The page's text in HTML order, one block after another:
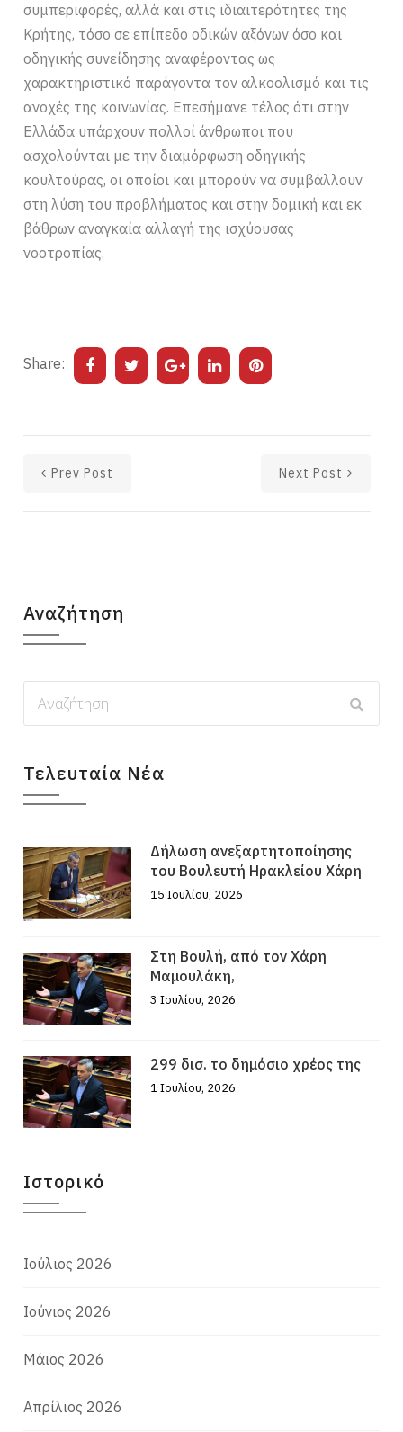
συμπεριφορές, αλλά και στις ιδιαιτερότητες της
Κρήτης, τόσο σε επίπεδο οδικών αξόνων όσο και
οδηγικής συνείδησης αναφέροντας ως
χαρακτηριστικό παράγοντα τον αλκοολισμό και τις
ανοχές της κοινωνίας. Επεσήμανε τέλος ότι στην
Ελλάδα υπάρχουν πολλοί άνθρωποι που
ασχολούνται με την διαμόρφωση οδηγικής
κουλτούρας, οι οποίοι και μπορούν να συμβάλλουν
στη λύση του προβλήματος και στην δομική και εκ
βάθρων αναγκαία αλλαγή της ισχύουσας
νοοτροπίας.
Share:
Prev Post Next Post
Αναζήτηση
Τελευταία Νέα
Δήλωση ανεξαρτητοποίησης
του Βουλευτή Ηρακλείου Χάρη
15 Ιουλίου, 2026
Στη Βουλή, από τον Χάρη
Μαμουλάκη,
3 Ιουλίου, 2026
299 δισ. το δημόσιο χρέος της
1 Ιουλίου, 2026
Ιστορικό
Ιούλιος 2026
Ιούνιος 2026
Μάιος 2026
Απρίλιος 2026